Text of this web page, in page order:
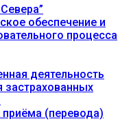
обеспечение и
процесса
деятельность
(перевода)